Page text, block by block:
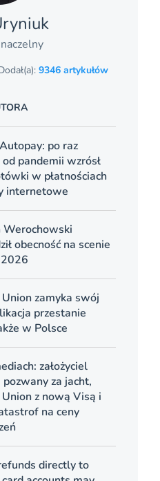
9346 artykułów
po raz
pandemii wzrósł
w płatnościach
internetowe
Werochowski
obecność na scenie
zamyka swój
przestanie
w Polsce
założyciel
za jacht,
z nową Visą i
na ceny
directly to